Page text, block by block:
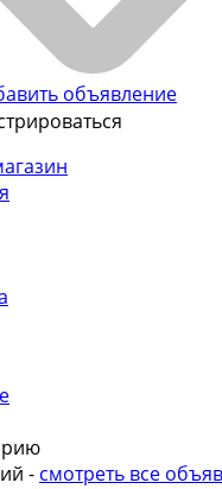
объявление
- смотреть все